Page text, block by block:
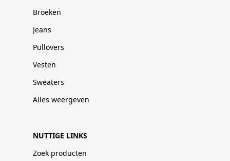
Broeken
Jeans
Pullovers
Vesten
Sweaters
Alles weergeven
NUTTIGE LINKS
Zoek producten